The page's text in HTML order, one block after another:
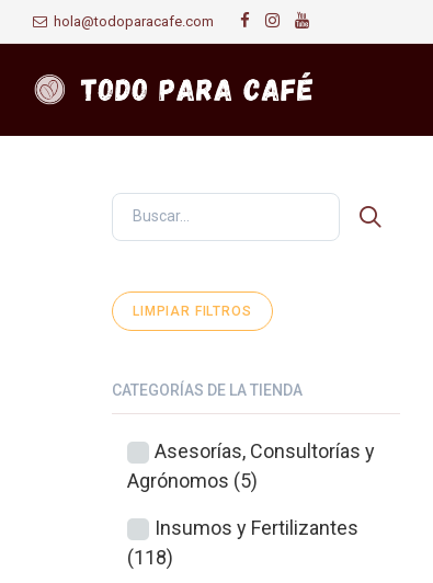
hola@todoparacafe.com
LIMPIAR FILTROS
CATEGORÍAS DE LA TIENDA
Asesorías, Consultorías y
Agrónomos (5)
Insumos y Fertilizantes
(118)